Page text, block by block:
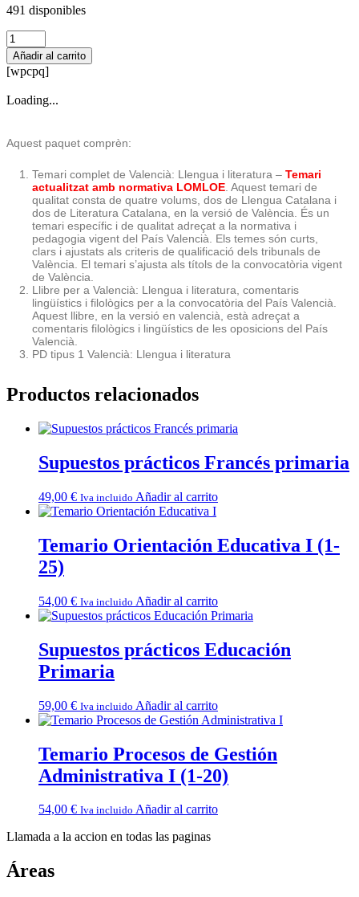
491 disponibles
Temari
+
supòsits
+
PD
tipus
Valencià:
Llengua
Literatura
cantidad
Añadir al carrito
[wpcpq]
Loading...
Aquest paquet comprèn:
Temari complet de Valencià: Llengua i literatura – Temari
actualitzat amb normativa LOMLOE . Aquest temari de
qualitat consta de quatre volums, dos de Llengua Catalana i
dos de Literatura Catalana, en la versió de València. És un
temari específic i de qualitat adreçat a la normativa i
pedagogia vigent del País Valencià. Els temes són curts,
clars i ajustats als criteris de qualificació dels tribunals de
València. El temari s’ajusta als títols de la convocatòria vigent
de València.
Llibre per a Valencià: Llengua i literatura, comentaris
lingüístics i filològics per a la convocatòria del País Valencià.
Aquest llibre, en la versió en valencià, està adreçat a
comentaris filològics i lingüístics de les oposicions del País
Valencià.
PD tipus 1 Valencià: Llengua i literatura
Productos relacionados
Supuestos prácticos Francés primaria
49,00 € Iva incluido Añadir al carrito
Temario Orientación Educativa I (1-
25)
54,00 € Iva incluido Añadir al carrito
Supuestos prácticos Educación
Primaria
59,00 € Iva incluido Añadir al carrito
Temario Procesos de Gestión
Administrativa I (1-20)
54,00 € Iva incluido Añadir al carrito
Llamada a la accion en todas las paginas
Áreas